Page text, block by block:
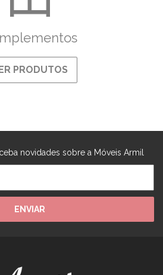
PRODUTOS
novidades sobre a Móveis Armil
ENVIAR